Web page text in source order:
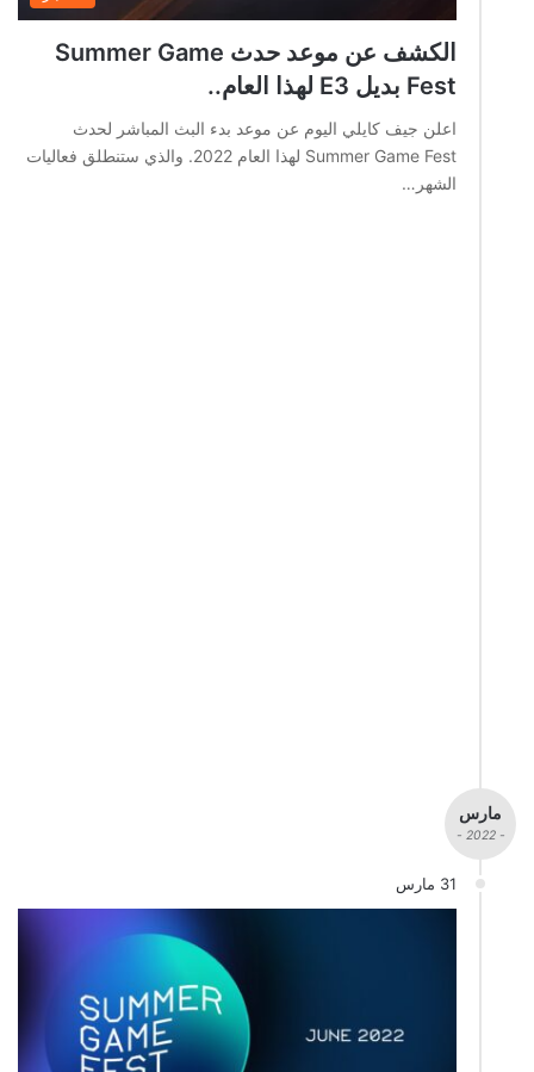
الكشف عن موعد حدث Summer Game
Fest بديل E3 لهذا العام..
اعلن جيف كايلي اليوم عن موعد بدء البث المباشر لحدث
Summer Game Fest لهذا العام 2022. والذي ستنطلق فعاليات
الشهر…
مارس
- 2022 -
31 مارس